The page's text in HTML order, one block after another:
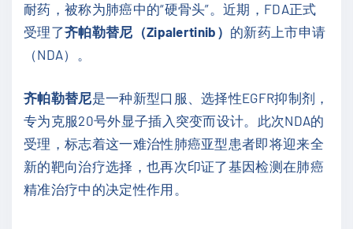
耐药，被称为肺癌中的“硬骨头”。近期，FDA正式
受理了齐帕勒替尼（Zipalertinib） 的新药上市申请
（NDA）。
齐帕勒替尼是一种新型口服、选择性EGFR抑制剂，
专为克服20号外显子插入突变而设计。此次NDA的
受理，标志着这一难治性肺癌亚型患者即将迎来全
新的靶向治疗选择，也再次印证了基因检测在肺癌
精准治疗中的决定性作用。